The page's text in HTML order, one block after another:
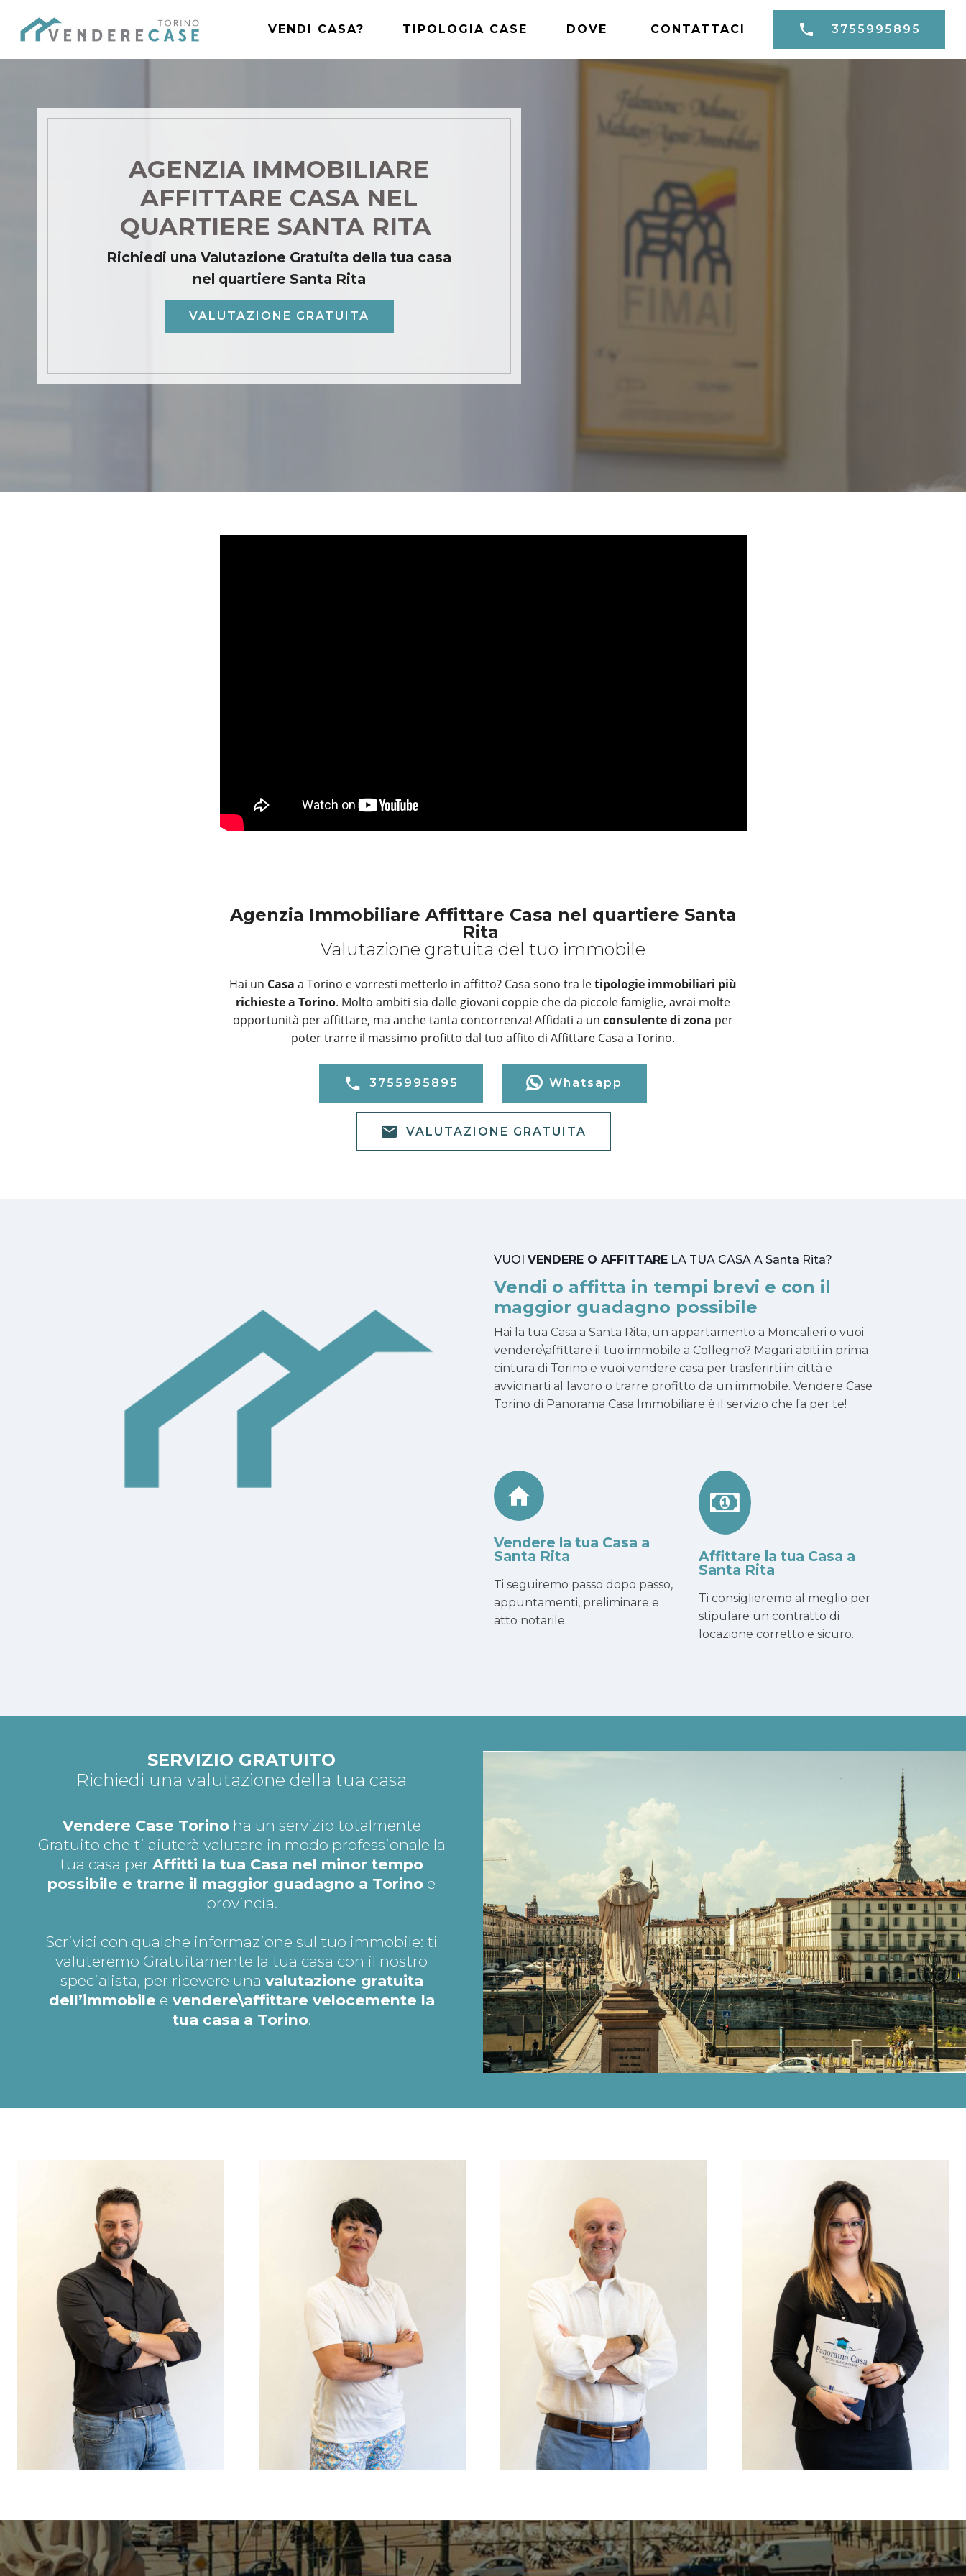
VENDI CASA? TIPOLOGIA CASE DOVE CONTATTACI 3755995895
AGENZIA IMMOBILIARE
AFFITTARE CASA NEL
QUARTIERE SANTA RITA
Richiedi una Valutazione Gratuita della tua casa
nel quartiere Santa Rita
VALUTAZIONE GRATUITA
Agenzia Immobiliare Affittare Casa nel quartiere Santa
Rita
Valutazione gratuita del tuo immobile
Hai un Casa a Torino e vorresti metterlo in affitto? Casa sono tra letipologie immobiliari più
richieste a Torino. Molto ambiti sia dalle giovani coppie che da piccole famiglie, avrai molte
opportunità per affittare, ma anche tanta concorrenza! Affidati a un consulente di zona per
poter trarre il massimo profitto dal tuo affito di Affittare Casa a Torino.
3755995895 Whatsapp
VALUTAZIONE GRATUITA
VUOI VENDERE O AFFITTARE LA TUA CASA A Santa Rita?
Vendi o affitta in tempi brevi e con il
maggior guadagno possibile
Hai la tua Casa a Santa Rita, un appartamento a Moncalieri o vuoi
vendere\affittare il tuo immobile a Collegno? Magari abiti in prima
cintura di Torino e vuoi vendere casa per trasferirti in città e
avvicinarti al lavoro o trarre profitto da un immobile. Vendere Case
Torino di Panorama Casa Immobiliare è il servizio che fa per te!
Vendere la tua Casa a
Santa Rita
Ti seguiremo passo dopo passo,
appuntamenti, preliminare e
atto notarile.
Affittare la tua Casa a
Santa Rita
Ti consiglieremo al meglio per
stipulare un contratto di
locazione corretto e sicuro.
SERVIZIO GRATUITO
Richiedi una valutazione della tua casa
Vendere Case Torinoha un servizio totalmente
Gratuito che ti aiuterà valutare in modo professionale la
tua casa per Affitti la tua Casa nel minor tempo
possibile e trarne il maggior guadagno a Torino e
provincia.
Scrivici con qualche informazione sul tuo immobile: ti
valuteremo Gratuitamente la tua casa con il nostro
specialista, per ricevere una valutazione gratuita
dell’immobile e vendere\affittare velocemente la
tua casa a Torino.